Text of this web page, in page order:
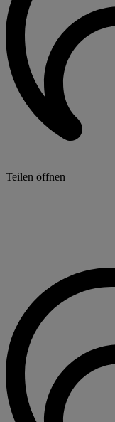
Teilen öffnen